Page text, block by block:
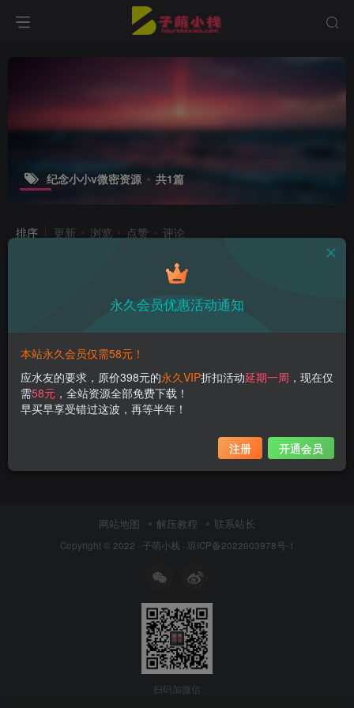
纪念小小v微密资源 共1篇
排序 更新 浏览 点赞 评论
纪念小小V微密图片鉴赏，快来一探真
爱粉的视角！
子萌在线
网站地图 解压教程 联系站长
Copyright © 2022 · 子萌小栈 · 琼ICP备2022003978号-1
扫码加微信
永久会员优惠活动通知
本站永久会员仅需58元！
应水友的要求，原价398元的永久VIP折扣活动延期一周 ，现在仅
需58元 ，全站资源全部免费下载！
早买早享受错过这波，再等半年！
注册 开通会员